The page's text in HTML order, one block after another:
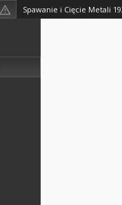
Spawanie i Cięcie Metali